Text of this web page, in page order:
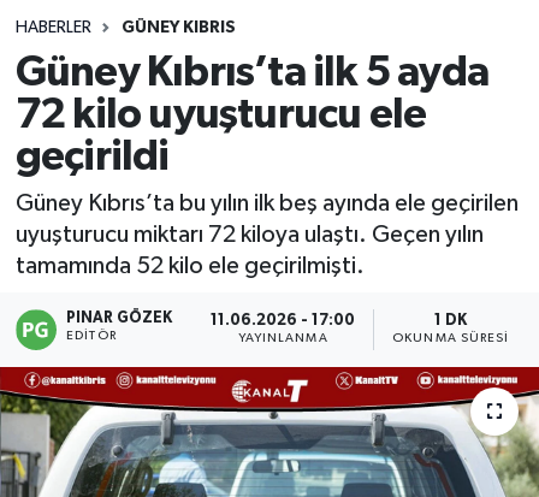
HABERLER GÜNEY KIBRIS
Güney Kıbrıs’ta ilk 5 ayda
72 kilo uyuşturucu ele
geçirildi
Güney Kıbrıs’ta bu yılın ilk beş ayında ele geçirilen
uyuşturucu miktarı 72 kiloya ulaştı. Geçen yılın
tamamında 52 kilo ele geçirilmişti.
PINAR GÖZEK
EDITÖR
11.06.2026 - 17:00
YAYINLANMA
1 DK
OKUNMA SÜRESI